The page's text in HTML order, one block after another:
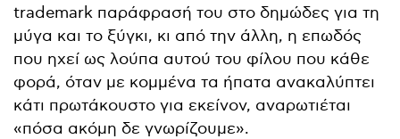
trademark παράφρασή του στο δημώδες για τη
μύγα και το ξύγκι, κι από την άλλη, η επωδός
που ηχεί ως λούπα αυτού του φίλου που κάθε
φορά, όταν με κομμένα τα ήπατα ανακαλύπτει
κάτι πρωτάκουστο για εκείνον, αναρωτιέται
«πόσα ακόμη δε γνωρίζουμε».